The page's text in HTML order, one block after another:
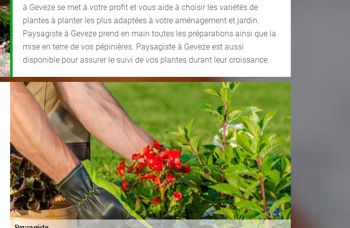
à Geveze se met à votre profit et vous aide à choisir les variétés de
plantes à planter les plus adaptées à votre aménagement et jardin.
Paysagiste à Geveze prend en main toutes les préparations ainsi que la
mise en terre de vos pépinières. Paysagiste à Geveze est aussi
disponible pour assurer le suivi de vos plantes durant leur croissance.